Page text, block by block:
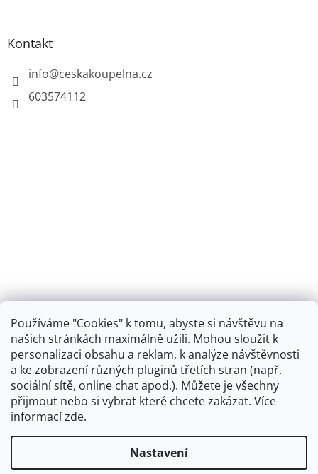
Používáme "Cookies" k tomu, abyste si návštěvu na
našich stránkách maximálně užili. Mohou sloužit k
personalizaci obsahu a reklam, k analýze návštěvnosti
a ke zobrazení různých pluginů třetích stran (např.
sociální sítě, online chat apod.). Můžete je všechny
přijmout nebo si vybrat které chcete zakázat. Více
informacízde.
Nastavení
Kontakt
info@ceskakoupelna.cz
603574112
Retro koupelna
Vytvořil Shoptet + plnenieshopu.cz